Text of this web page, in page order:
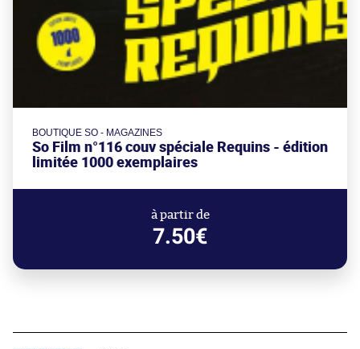
BOUTIQUE SO - MAGAZINES
So Film n°116 couv spéciale Requins - édition
limitée 1000 exemplaires
à partir de
7.50€